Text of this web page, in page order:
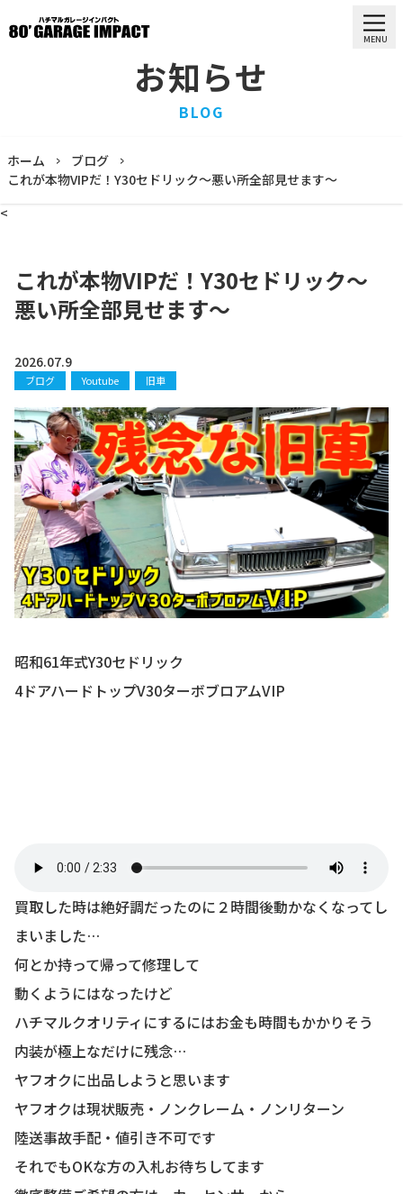
MENU
HOME
ホーム
STAFF
スタッフ
お知らせ
CONTACT
お問合わせ
お知らせ
BLOG
ホーム
ブログ
これが本物VIPだ！Y30セドリック〜悪い所全部見せます〜
<
これが本物VIPだ！Y30セドリック〜
悪い所全部見せます〜
2026.07.9
ブログ Youtube 旧車
昭和61年式Y30セドリック
4ドアハードトップV30ターボブロアムVIP
買取した時は絶好調だったのに２時間後動かなくなってし
まいました…
何とか持って帰って修理して
動くようにはなったけど
ハチマルクオリティにするにはお金も時間もかかりそう
内装が極上なだけに残念…
ヤフオクに出品しようと思います
ヤフオクは現状販売・ノンクレーム・ノンリターン
陸送事故手配・値引き不可です
それでもOKな方の入札お待ちしてます